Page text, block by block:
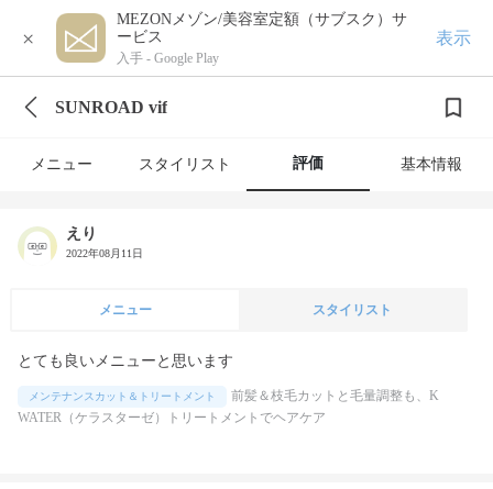
×
MEZONメゾン/美容室定額（サブスク）サ
ービス
入手 - Google Play
表示
SUNROAD vif
メニュー スタイリスト 評価 基本情報
えり
2022年08月11日
メニュー スタイリスト
とても良いメニューと思います
メンテナンスカット＆トリートメント
前髪＆枝毛カットと毛量調整も、K
WATER（ケラスターゼ）トリートメントでヘアケア